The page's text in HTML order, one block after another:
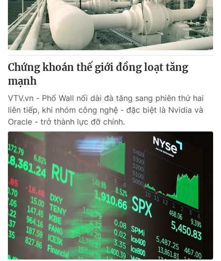
VTV Sức khoẻ Bất động sản
Thị trường 24h Tấm lòng Việt
VTV4 Vươn mình bằng AI
VTV9 VTV8
Liên hệ tòa soạn English
THỜI BÁO VTV
Theo dõi báo trên
Cơ quan chủ quản:Đài Truyền hình Việt Nam
Cơ quan báo chí:Thời báo VTV
Chứng khoán thế giới đồng loạt tăng
mạnh
VTV.vn - Phố Wall nối dài đà tăng sang phiên thứ hai
liên tiếp, khi nhóm công nghệ - đặc biệt là Nvidia và
Oracle - trở thành lực đỡ chính.